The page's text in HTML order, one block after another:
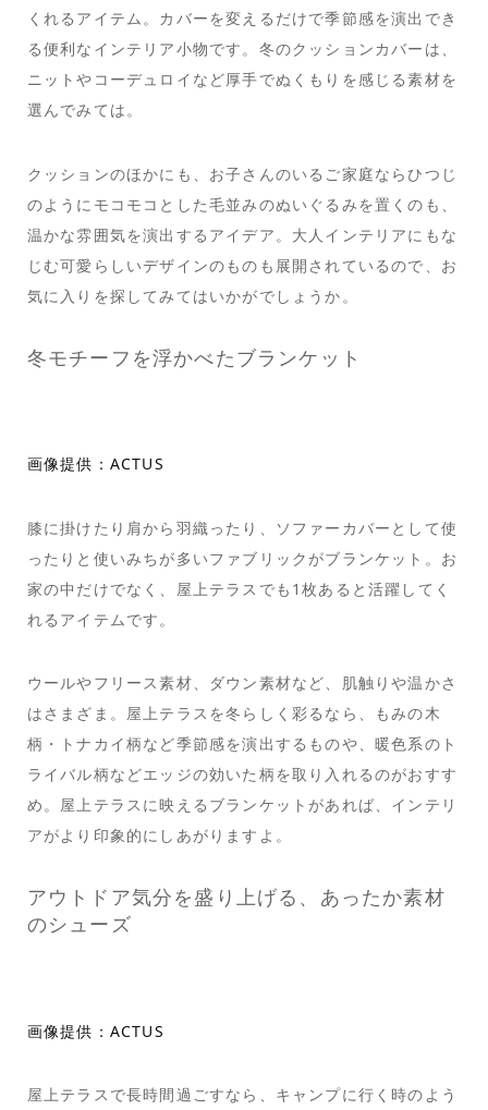
くれるアイテム。カバーを変えるだけで季節感を演出でき
る便利なインテリア小物です。冬のクッションカバーは、
ニットやコーデュロイなど厚手でぬくもりを感じる素材を
選んでみては。
クッションのほかにも、お子さんのいるご家庭ならひつじ
のようにモコモコとした毛並みのぬいぐるみを置くのも、
温かな雰囲気を演出するアイデア。大人インテリアにもな
じむ可愛らしいデザインのものも展開されているので、お
気に入りを探してみてはいかがでしょうか。
冬モチーフを浮かべたブランケット
画像提供：ACTUS
膝に掛けたり肩から羽織ったり、ソファーカバーとして使
ったりと使いみちが多いファブリックがブランケット。お
家の中だけでなく、屋上テラスでも1枚あると活躍してく
れるアイテムです。
ウールやフリース素材、ダウン素材など、肌触りや温かさ
はさまざま。屋上テラスを冬らしく彩るなら、もみの木
柄・トナカイ柄など季節感を演出するものや、暖色系のト
ライバル柄などエッジの効いた柄を取り入れるのがおすす
め。屋上テラスに映えるブランケットがあれば、インテリ
アがより印象的にしあがりますよ。
アウトドア気分を盛り上げる、あったか素材
のシューズ
画像提供：ACTUS
屋上テラスで長時間過ごすなら、キャンプに行く時のよう